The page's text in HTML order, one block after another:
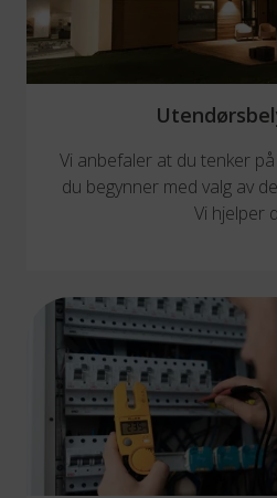
Vi anbefaler at du tenker
du begynner med valg av
Vi hjelper